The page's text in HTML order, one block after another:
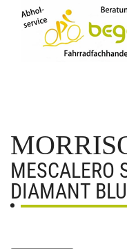
MESCALERO
DIAMANT